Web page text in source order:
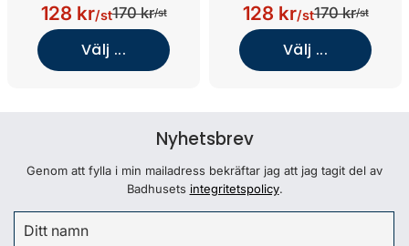
128 kr/st170 kr/st
Välj ...
128 kr/st170 kr/st
Välj ...
Nyhetsbrev
Genom att fylla i min mailadress bekräftar jag att jag tagit del av
Badhusets integritetspolicy.